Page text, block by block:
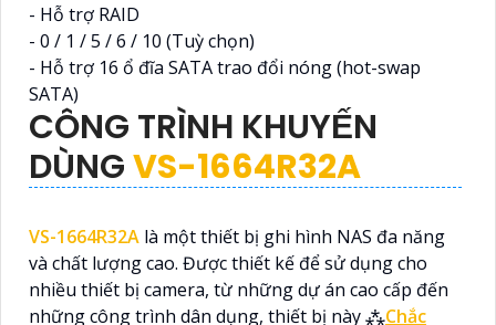
- Hỗ trợ RAID
- 0 / 1 / 5 / 6 / 10 (Tuỳ chọn)
- Hỗ trợ 16 ổ đĩa SATA trao đổi nóng (hot-swap
SATA)
CÔNG TRÌNH KHUYẾN
DÙNGVS-1664R32A
VS-1664R32A là một thiết bị ghi hình NAS đa năng
và chất lượng cao. Được thiết kế để sử dụng cho
nhiều thiết bị camera, từ những dự án cao cấp đến
những công trình dân dụng, thiết bị này ⁂Chắc